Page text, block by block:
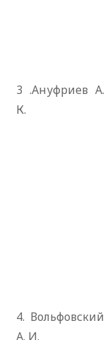
3 .Ануфриев А.
К.
4. Вольфовский
А. И.